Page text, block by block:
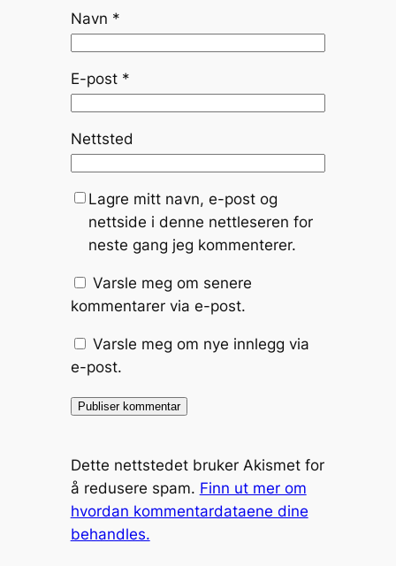
Navn *
E-post *
Nettsted
Lagre mitt navn, e-post og
nettside i denne nettleseren for
neste gang jeg kommenterer.
Varsle meg om senere
kommentarer via e-post.
Varsle meg om nye innlegg via
e-post.
Dette nettstedet bruker Akismet for
å redusere spam. Finn ut mer om
hvordan kommentardataene dine
behandles.